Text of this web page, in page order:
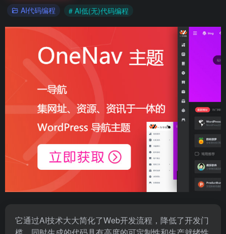
AI代码编程 # AI低(无)代码编程
它通过AI技术大大简化了Web开发流程，降低了开发门